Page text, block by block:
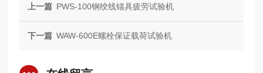
上一篇 PWS-100钢绞线锚具疲劳试验机
下一篇 WAW-600E螺栓保证载荷试验机